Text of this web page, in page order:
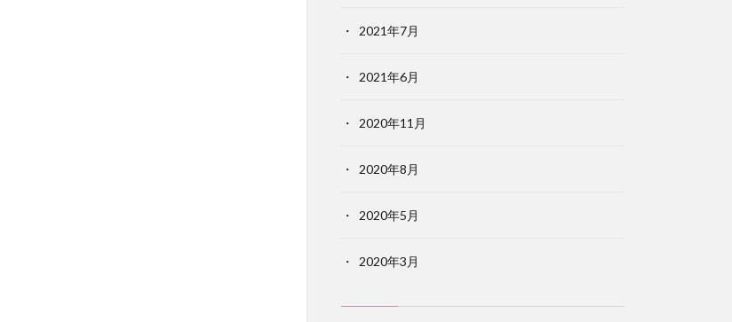
2021年7月
2021年6月
2020年11月
2020年8月
2020年5月
2020年3月